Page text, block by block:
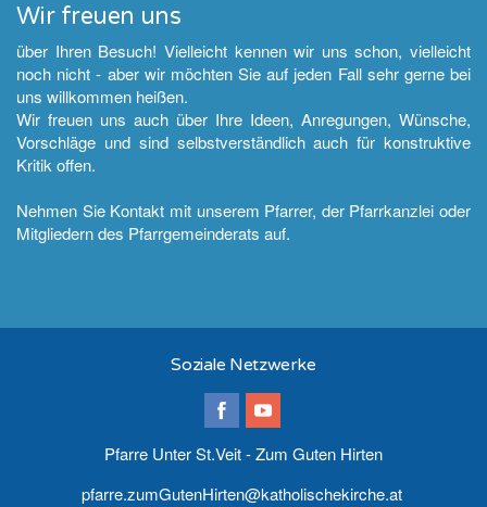
Wir freuen uns
über Ihren Besuch! Vielleicht kennen wir uns schon, vielleicht
noch nicht - aber wir möchten Sie auf jeden Fall sehr gerne bei
uns willkommen heißen.
Wir freuen uns auch über Ihre Ideen, Anregungen, Wünsche,
Vorschläge und sind selbstverständlich auch für konstruktive
Kritik offen.
Nehmen Sie Kontakt mit unserem Pfarrer, der Pfarrkanzlei oder
Mitgliedern des Pfarrgemeinderats auf.
Soziale Netzwerke
Pfarre Unter St.Veit - Zum Guten Hirten
pfarre.zumGutenHirten@katholischekirche.at